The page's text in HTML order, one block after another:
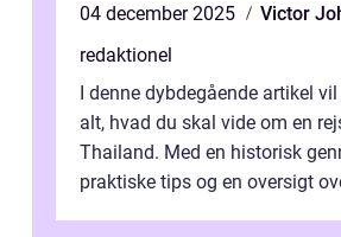
04 december 2025
Victor
redaktionel
I denne dybdegående artikel
alt, hvad du skal vide om en
Thailand. Med en historisk
praktiske tips og en oversigt